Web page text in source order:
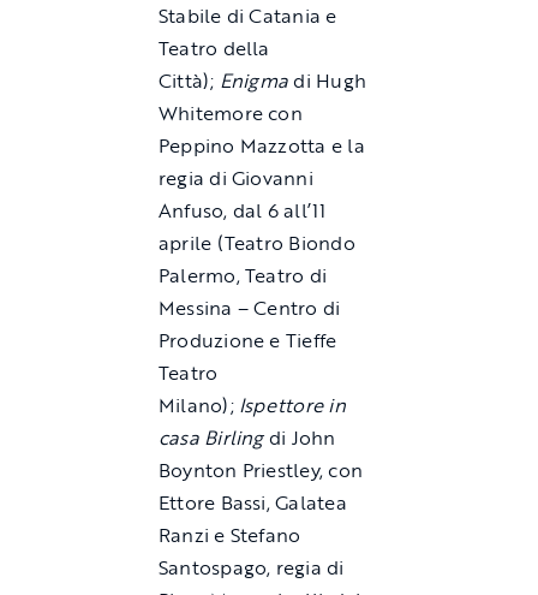
Stabile di Catania e
Teatro della
Città); Enigma di Hugh
Whitemore con
Peppino Mazzotta e la
regia di Giovanni
Anfuso, dal 6 all’11
aprile (Teatro Biondo
Palermo, Teatro di
Messina – Centro di
Produzione e Tieffe
Teatro
Milano); Ispettore in
casa Birlingdi John
Boynton Priestley, con
Ettore Bassi, Galatea
Ranzi e Stefano
Santospago, regia di